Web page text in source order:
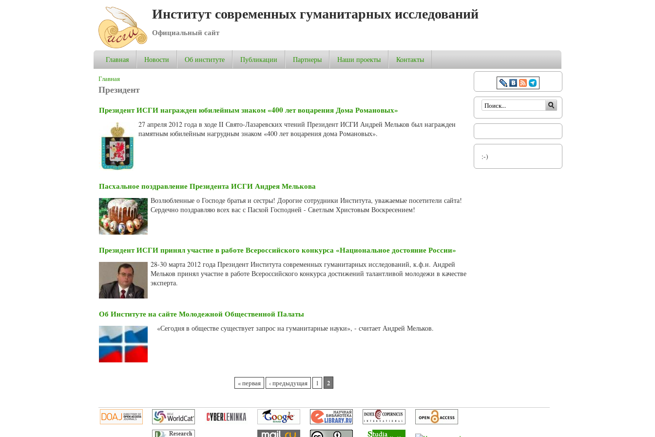
Институт современных гуманитарных исследований
Официальный сайт
Главная Новости Об институте Публикации Партнеры Наши проекты Контакты
Вы здесь
Главная
Президент
Президент ИСГИ награжден юбилейным знаком «400 лет воцарения Дома Романовых»
27 апреля 2012 года в ходе II Свято-Лазаревских чтений Президент ИСГИ Андрей Мельков был награжден
памятным юбилейным нагрудным знаком «400 лет воцарения дома Романовых».
Пасхальное поздравление Президента ИСГИ Андрея Мелькова
Возлюбленные о Господе братья и сестры! Дорогие сотрудники Института, уважаемые посетители сайта!
Сердечно поздравляю всех вас с Пасхой Господней - Светлым Христовым Воскресением!
Президент ИСГИ принял участие в работе Всероссийского конкурса «Национальное достояние России»
28-30 марта 2012 года Президент Института современных гуманитарных исследований, к.ф.н. Андрей
Мельков принял участие в работе Всероссийского конкурса достижений талантливой молодежи в качестве
эксперта.
Об Институте на сайте Молодежной Общественной Палаты
«Сегодня в обществе существует запрос на гуманитарные науки», - считает Андрей Мельков.
« первая ‹ предыдущая 1 2
Форма поиска
:-)